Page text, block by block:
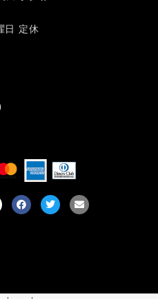
日 定休